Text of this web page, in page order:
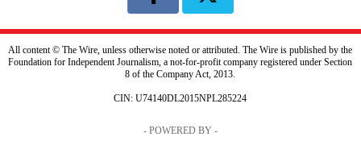
All content © The Wire, unless otherwise noted or attributed. The Wire is published by the
Foundation for Independent Journalism, a not-for-profit company registered under Section
8 of the Company Act, 2013.
CIN: U74140DL2015NPL285224
- POWERED BY -